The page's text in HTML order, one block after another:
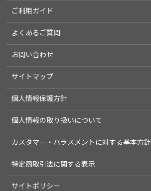
ご利用ガイド
よくあるご質問
お問い合わせ
サイトマップ
個人情報保護方針
個人情報の取り扱いについて
カスタマー・ハラスメントに対する基本方針
特定商取引法に関する表示
サイトポリシー